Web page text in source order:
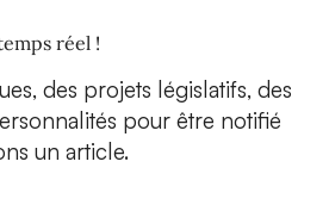
réel !
des projets législatifs, des
pour être notifié
un article.